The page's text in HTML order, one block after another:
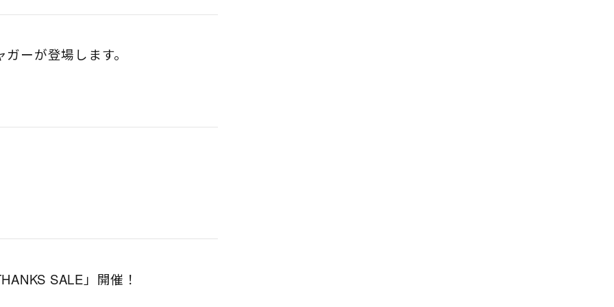
ーが登場します。
SALE」開催！